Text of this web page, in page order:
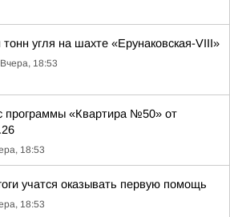
угля на шахте «Ерунаковская-VIII»
Вчера, 18:53
программы «Квартира №50» от
18:53
учатся оказывать первую помощь
18:53